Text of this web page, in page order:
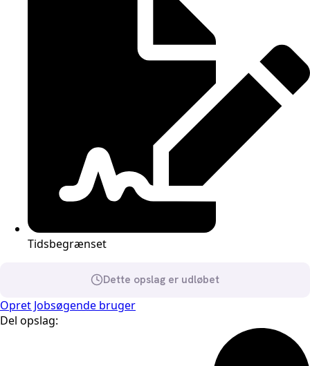
Tidsbegrænset
Dette opslag er udløbet
Opret Jobsøgende bruger
Del opslag: